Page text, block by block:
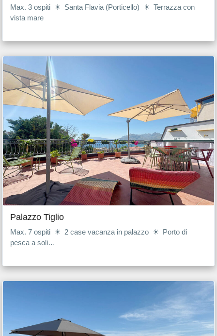
Max. 3 ospiti ☀ Santa Flavia (Porticello) ☀ Terrazza con
vista mare
Palazzo Tiglio
Max. 7 ospiti ☀ 2 case vacanza in palazzo ☀ Porto di
pesca a soli…